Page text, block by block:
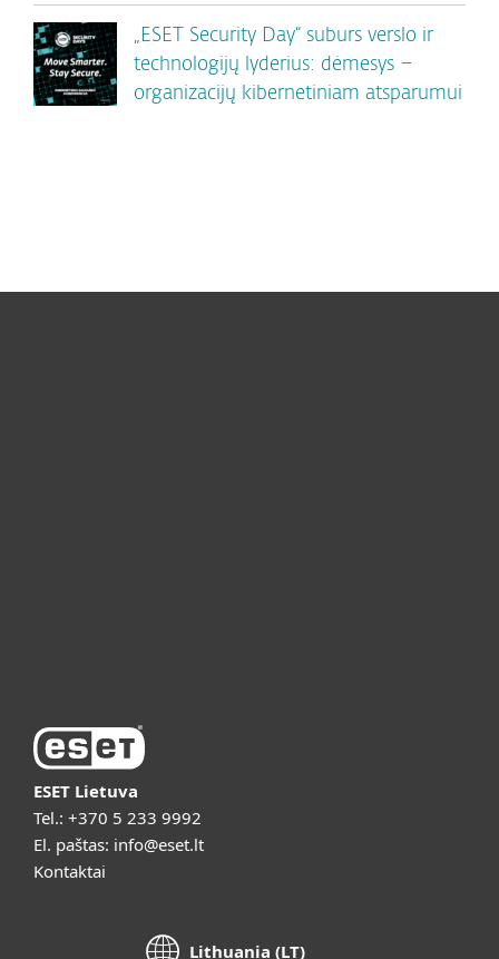
„ESET Security Day“ suburs verslo ir
technologijų lyderius: dėmesys –
organizacijų kibernetiniam atsparumui
ESET Lietuva
Tel.: +370 5 233 9992
El. paštas: info@eset.lt
Kontaktai
Lithuania (LT)